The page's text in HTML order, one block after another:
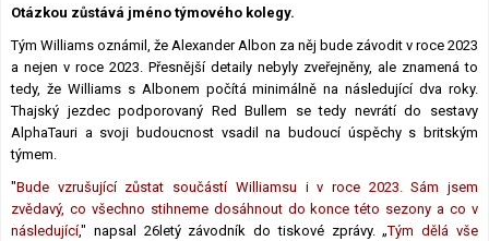
Otázkou zůstává jméno týmového kolegy.
Tým Williams oznámil, že Alexander Albon za něj bude závodit v roce 2023
a nejen v roce 2023. Přesnější detaily nebyly zveřejněny, ale znamená to
tedy, že Williams s Albonem počítá minimálně na následující dva roky.
Thajský jezdec podporovaný Red Bullem se tedy nevrátí do sestavy
AlphaTauri a svoji budoucnost vsadil na budoucí úspěchy s britským
týmem.
"Bude vzrušující zůstat součástí Williamsu i v roce 2023. Sám jsem
zvědavý, co všechno stihneme dosáhnout do konce této sezony a co v
následující," napsal 26letý závodník do tiskové zprávy. „Tým dělá vše